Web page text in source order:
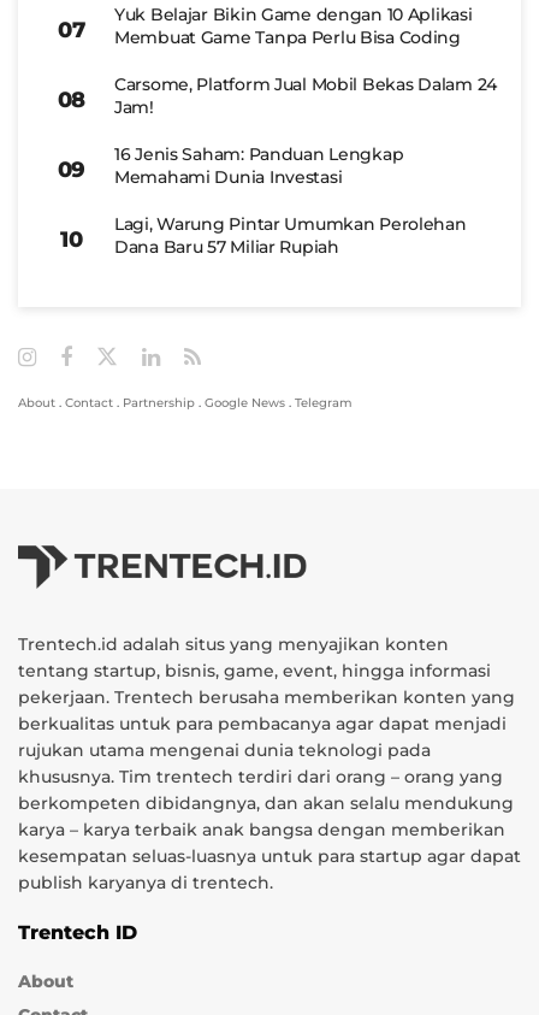
Yuk Belajar Bikin Game dengan 10 Aplikasi
Membuat Game Tanpa Perlu Bisa Coding
Carsome, Platform Jual Mobil Bekas Dalam 24
Jam!
16 Jenis Saham: Panduan Lengkap
Memahami Dunia Investasi
Lagi, Warung Pintar Umumkan Perolehan
Dana Baru 57 Miliar Rupiah
About . Contact . Partnership . Google News . Telegram
Trentech.id adalah situs yang menyajikan konten
tentang startup, bisnis, game, event, hingga informasi
pekerjaan. Trentech berusaha memberikan konten yang
berkualitas untuk para pembacanya agar dapat menjadi
rujukan utama mengenai dunia teknologi pada
khususnya. Tim trentech terdiri dari orang – orang yang
berkompeten dibidangnya, dan akan selalu mendukung
karya – karya terbaik anak bangsa dengan memberikan
kesempatan seluas-luasnya untuk para startup agar dapat
publish karyanya di trentech.
Trentech ID
About